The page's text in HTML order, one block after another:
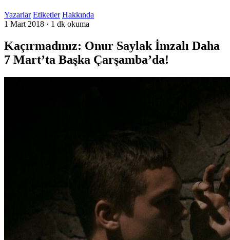
Yazarlar Etiketler Hakkında
1 Mart 2018 · 1 dk okuma
Kaçırmadınız: Onur Saylak İmzalı Daha
7 Mart’ta Başka Çarşamba’da!